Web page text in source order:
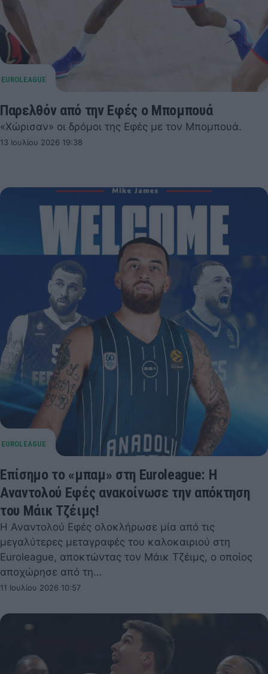
Παρελθόν από την Εφές ο Μπομπουά
«Χώρισαν» οι δρόμοι της Εφές με τον Μπομπουά.
13 Ιουλίου 2026 19:38
Επίσημο το «μπαμ» στη Euroleague: Η
Αναντολού Εφές ανακοίνωσε την απόκτηση
του Μάικ Τζέιμς!
Η Αναντολού Εφές ολοκλήρωσε μία από τις
μεγαλύτερες μεταγραφές του καλοκαιριού στη
Euroleague, αποκτώντας τον Μάικ Τζέιμς, ο οποίος
αποχώρησε από τη…
11 Ιουλίου 2026 10:57